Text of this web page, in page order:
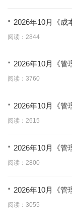
· 2026年10月《成
学】
阅读：2844
· 2026年10月《管
【拿分必背】
阅读：3760
· 2026年10月《管
分必学】
阅读：2615
· 2026年10月《管
阅读：2800
· 2026年10月《管
阅读：3055